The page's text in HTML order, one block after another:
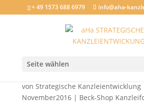
+ 49 1573 688 6979 info@aha-
Seite wählen
Rattenzüchten in Vietnam: Was
von Strategische Kanzleientwicklung
November2016| Beck-Shop